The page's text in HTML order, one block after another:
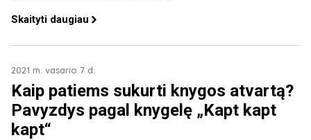
Skaityti daugiau
2021 m. vasario 7 d.
Kaip patiems sukurti knygos atvartą?
Pavyzdys pagal knygelę „Kapt kapt
kapt“